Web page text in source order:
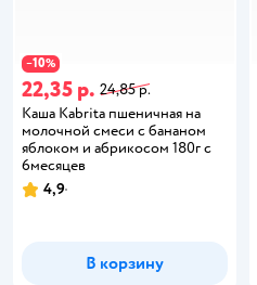
−10%
22,35 р. 24,85 р.
Каша Kabrita пшеничная на
молочной смеси с бананом
яблоком и абрикосом 180г с
6месяцев
4,9
В корзину